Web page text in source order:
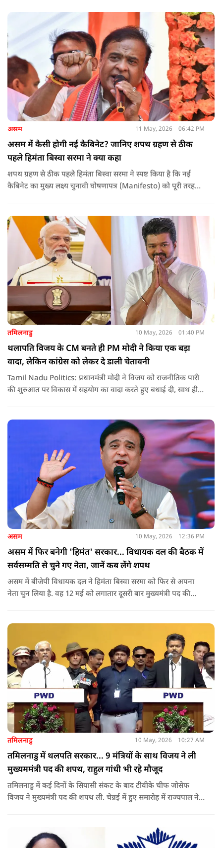
असम 11 May, 2026 06:42 PM
असम में कैसी होगी नई कैबिनेट? जानिए शपथ ग्रहण से ठीक
पहले हिमंता बिस्वा सरमा ने क्या कहा
शपथ ग्रहण से ठीक पहले हिमंता बिस्वा सरमा ने स्पष्ट किया है कि नई
कैबिनेट का मुख्य लक्ष्य चुनावी घोषणापत्र (Manifesto) को पूरी तरह
तमिलनाडु 10 May, 2026 01:40 PM
थलापति विजय के CM बनते ही PM मोदी ने किया एक बड़ा
वादा, लेकिन कांग्रेस को लेकर दे डाली चेतावनी
Tamil Nadu Politics: प्रधानमंत्री मोदी ने विजय को राजनीतिक पारी
की शुरुआत पर विकास में सहयोग का वादा करते हुए बधाई दी, साथ ही
असम 10 May, 2026 12:36 PM
असम में फिर बनेगी 'हिमंत' सरकार... विधायक दल की बैठक में
सर्वसम्मति से चुने गए नेता, जानें कब लेंगे शपथ
असम में बीजेपी विधायक दल ने हिमंता बिस्वा सरमा को फिर से अपना
नेता चुन लिया है. वह 12 मई को लगातार दूसरी बार मुख्यमंत्री पद की
तमिलनाडु 10 May, 2026 10:27 AM
तमिलनाडु में थलपति सरकार... 9 मंत्रियों के साथ विजय ने ली
मुख्यममंत्री पद की शपथ, राहुल गांधी भी रहे मौजूद
तमिलनाडु में कई दिनों के सियासी संकट के बाद टीवीके चीफ जोसेफ
विजय ने मुख्यमंत्री पद की शपथ ली. चेन्नई में हुए समारोह में राज्यपाल ने